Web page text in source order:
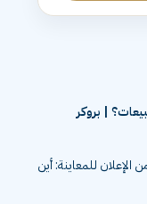
| بروكر
للمعاينة: أين